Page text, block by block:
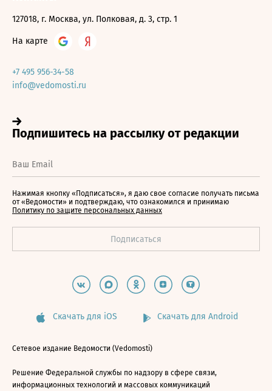
127018, г. Москва, ул. Полковая, д. 3, стр. 1
На карте
+7 495 956-34-58
info@vedomosti.ru
Нажимая кнопку «Подписаться», я даю свое согласие получать письма
от «Ведомости» и подтверждаю, что ознакомился и принимаю
Политику по защите персональных данных
Скачать для iOS Скачать для Android
Сетевое издание Ведомости (Vedomosti)
Решение Федеральной службы по надзору в сфере связи,
информационных технологий и массовых коммуникаций